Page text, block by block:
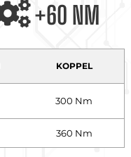
+60 NM
KOPPEL
300 Nm
360 Nm